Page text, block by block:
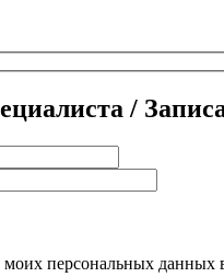
/
моих персональных